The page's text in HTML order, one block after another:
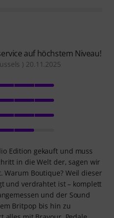
auf höchstem Niveau!
) 20.11.2025
Edition gekauft und muss
in die Welt der, sagen wir
Warum Boutique? Weil dieser
und verdrahtet ist – komplett
und der Sound
Britpop bis hin zu